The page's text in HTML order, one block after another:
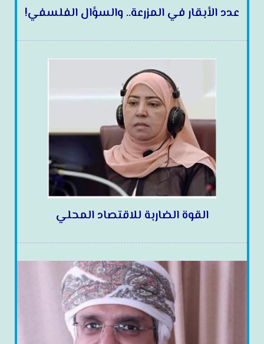
عدد الأبقار في المزرعة.. والسؤال الفلسفي!
القوة الضاربة للاقتصاد المحلي